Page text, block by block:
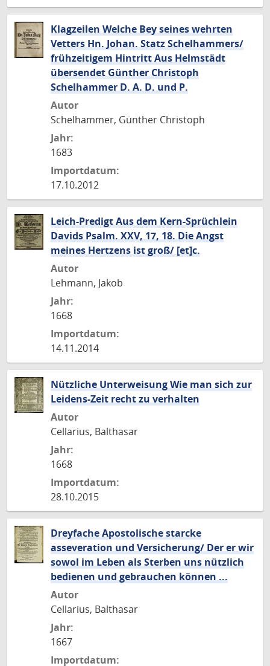
Klagzeilen Welche Bey seines wehrten
Vetters Hn. Johan. Statz Schelhammers/
frühzeitigem Hintritt Aus Helmstädt
übersendet Günther Christoph
Schelhammer D. A. D. und P.
Autor
Schelhammer, Günther Christoph
Jahr:
1683
Importdatum:
17.10.2012
Leich-Predigt Aus dem Kern-Sprüchlein
Davids Psalm. XXV, 17, 18. Die Angst
meines Hertzens ist groß/ [et]c.
Autor
Lehmann, Jakob
Jahr:
1668
Importdatum:
14.11.2014
Nützliche Unterweisung Wie man sich zur
Leidens-Zeit recht zu verhalten
Autor
Cellarius, Balthasar
Jahr:
1668
Importdatum:
28.10.2015
Dreyfache Apostolische starcke
asseveration und Versicherung/ Der er wir
sowol im Leben als Sterben uns nützlich
bedienen und gebrauchen können ...
Autor
Cellarius, Balthasar
Jahr:
1667
Importdatum: